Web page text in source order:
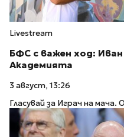
Livestream
БФС с важен ход:
Академията
3 август, 13:26
Гласувай за Играч на